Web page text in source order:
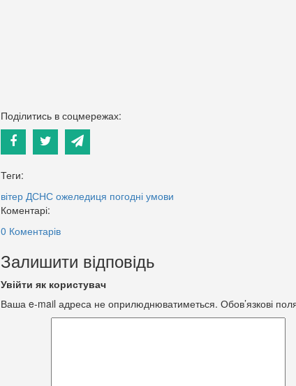
Поділитись в соцмережах:
Теги:
вітер ДСНС ожеледиця погодні умови
Коментарі:
0 Коментарів
Залишити відповідь
Увійти як користувач
Ваша e-mail адреса не оприлюднюватиметься. Обов’язкові